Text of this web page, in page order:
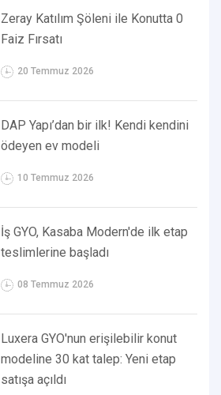
Zeray Katılım Şöleni ile Konutta 0
Faiz Fırsatı
20 Temmuz 2026
DAP Yapı’dan bir ilk! Kendi kendini
ödeyen ev modeli
10 Temmuz 2026
İş GYO, Kasaba Modern'de ilk etap
teslimlerine başladı
08 Temmuz 2026
Luxera GYO'nun erişilebilir konut
modeline 30 kat talep: Yeni etap
satışa açıldı